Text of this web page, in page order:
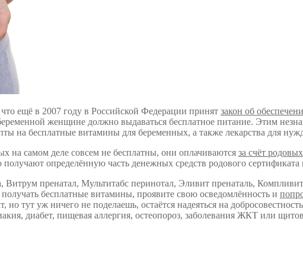
ещё в 2007 году в Российской Федерации принят закон об
женщине должно выдаваться бесплатное питание. Этим
на бесплатные витамины для беременных, а также лекарства для
на самом деле совсем не бесплатны, они оплачиваются за счёт
определённую часть денежных средств родового
Витрум пренатал, Мультитабс перинотал, Эливит пренаталь,
бесплатные витамины, проявите свою осведомлённость и
тут уж ничего не поделаешь, остаётся надеяться на
диабет, пищевая аллергия, остеопороз, заболевания ЖКТ или